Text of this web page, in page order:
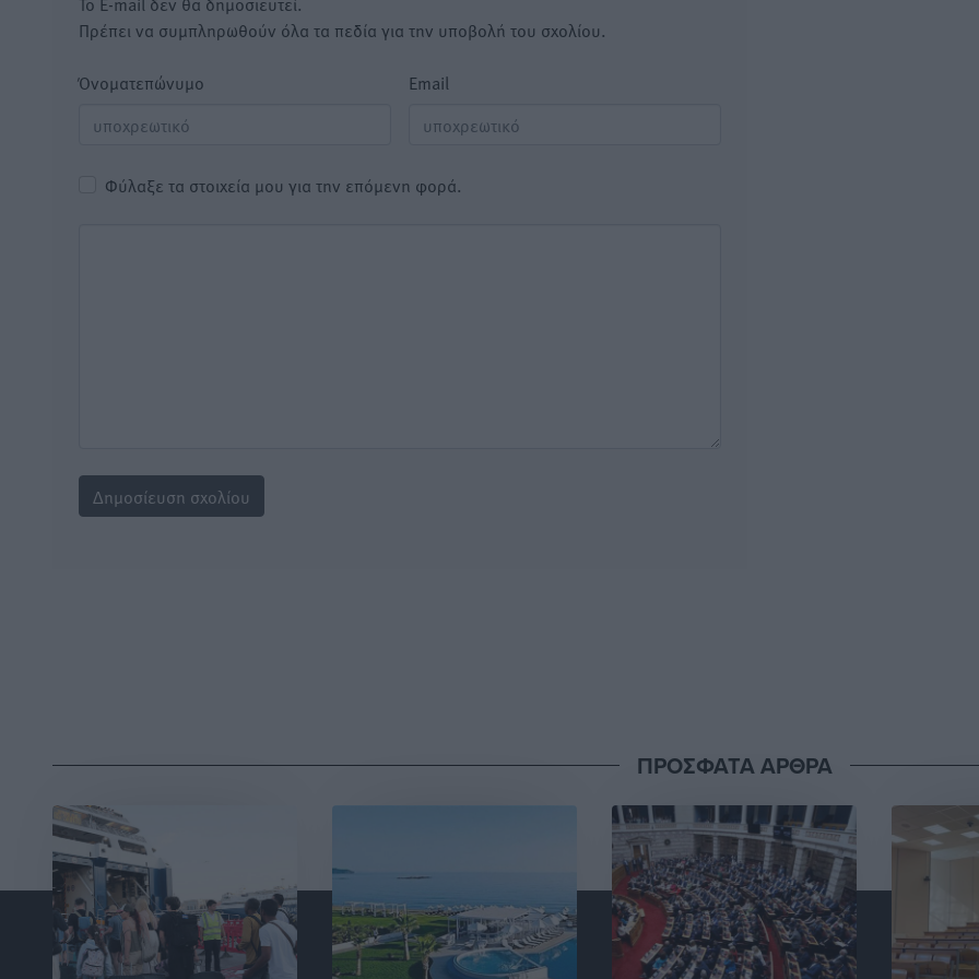
Πρέπει να συμπληρωθούν όλα τα πεδία για την υποβολή του σχολίου.
Όνοματεπώνυμο Email
Φύλαξε τα στοιχεία μου για την επόμενη φορά.
ΠΡΟΣΦΑΤΑ ΑΡΘΡΑ